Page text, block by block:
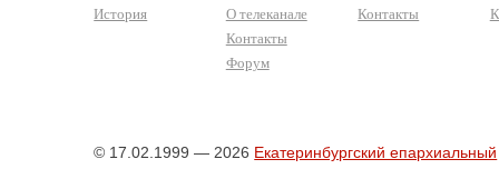
История
О телеканале
Контакты
Форум
Контакты
© 17.02.1999 — 2026 Екатеринбургский епархиальный